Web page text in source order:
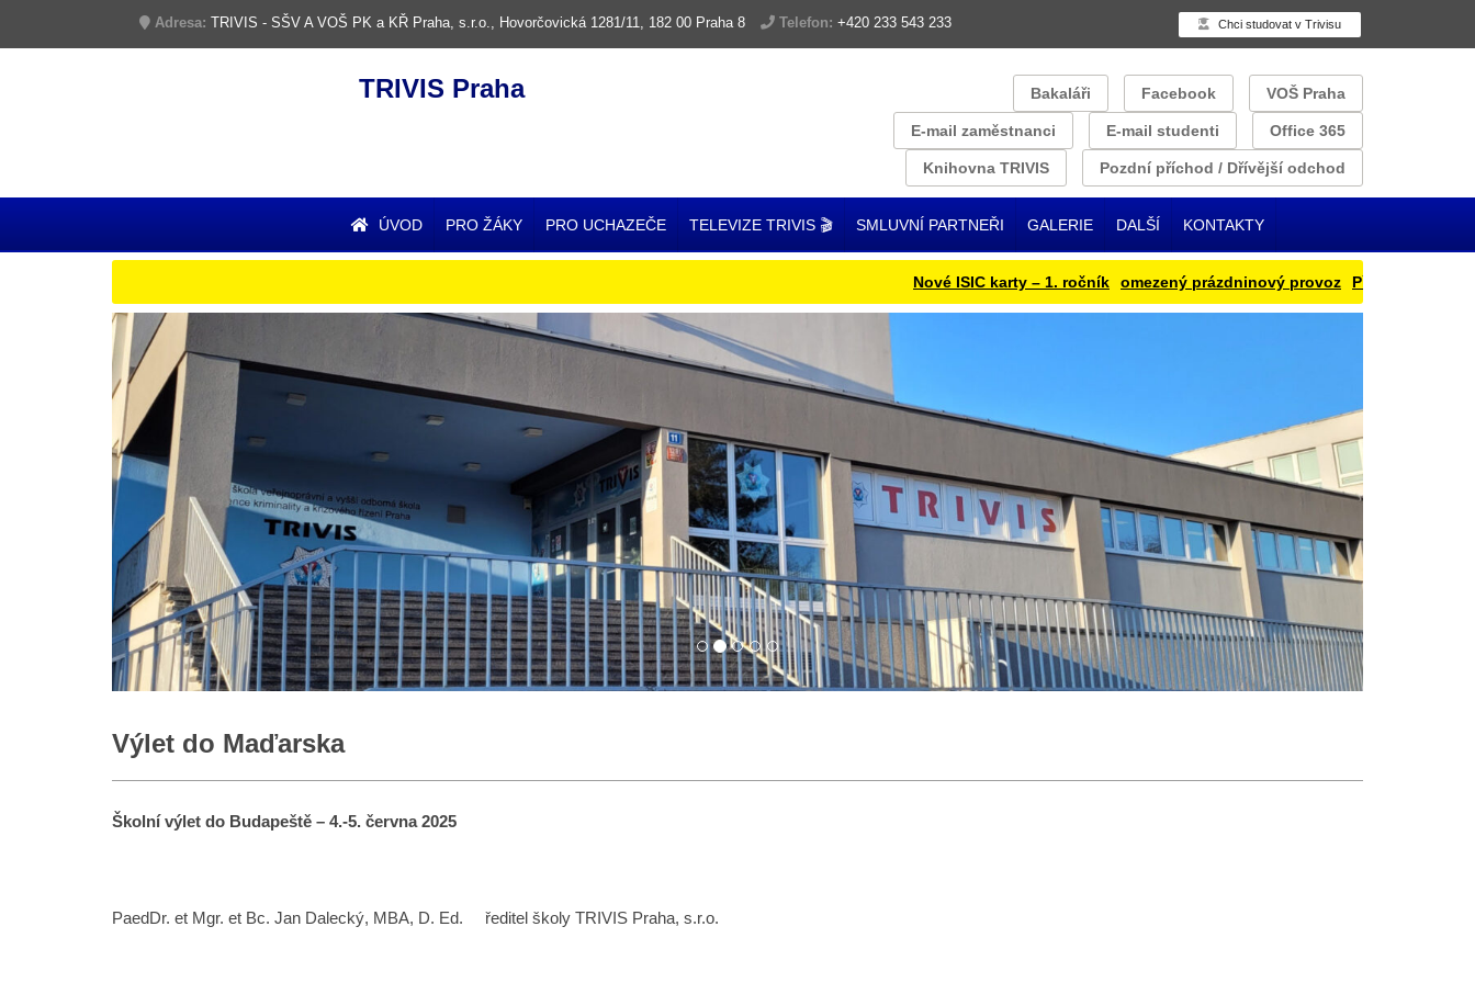
Adresa: TRIVIS - SŠV A VOŠ PK a KŘ Praha, s.r.o., Hovorčovická 1281/11, 182 00 Praha 8 Telefon: +420 233 543 233 Chci studovat v Trivisu
TRIVIS Praha Bakaláři Facebook VOŠ Praha
E-mail zaměstnanci E-mail studenti Office 365
Knihovna TRIVIS Pozdní příchod / Dřívější odchod
ÚVOD PRO ŽÁKY PRO UCHAZEČE TELEVIZE TRIVIS 🎬 SMLUVNÍ PARTNEŘI GALERIE DALŠÍ KONTAKTY
Nové ISIC karty – 1. ročník omezený prázdninový provoz Přihlašování obědu
Výlet do Maďarska
Školní výlet do Budapeště – 4.-5. června 2025
PaedDr. et Mgr. et Bc. Jan Dalecký, MBA, D. Ed. ředitel školy TRIVIS Praha, s.r.o.